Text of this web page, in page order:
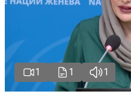
1 1 1